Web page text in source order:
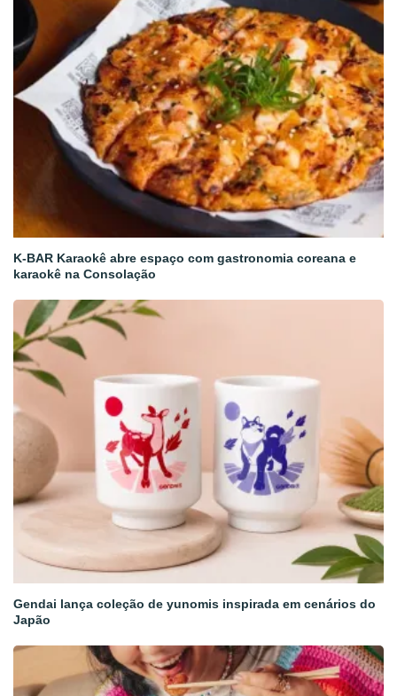
K-BAR Karaokê abre espaço com gastronomia coreana e
karaokê na Consolação
Gendai lança coleção de yunomis inspirada em cenários do
Japão